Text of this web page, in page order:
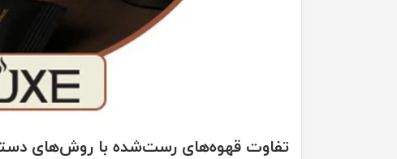
تفاوت قهوه‌های رست‌شده با روش‌های